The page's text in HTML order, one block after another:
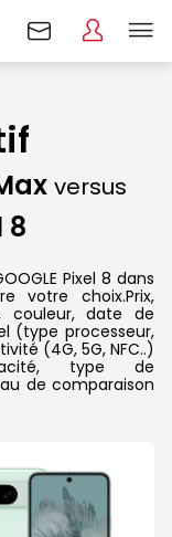
versus
8
Pixel 8 dans
votre choix.Prix,
couleur, date de
(type processeur,
(4G, 5G, NFC..)
type de
de comparaison